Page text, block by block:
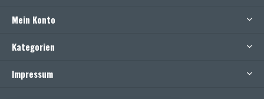
Mein Konto
Kategorien
Impressum